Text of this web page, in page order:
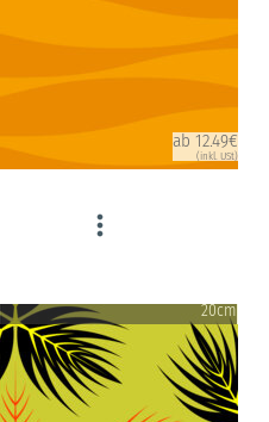
ab 12.49€
(inkl. USt)
20cm